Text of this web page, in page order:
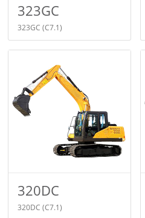
323GC
323GC (C7.1)
320DC
320DC (C7.1)